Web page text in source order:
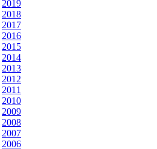
2019
2018
2017
2016
2015
2014
2013
2012
2011
2010
2009
2008
2007
2006